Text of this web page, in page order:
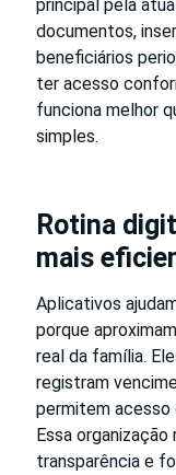
principal pela
documentos,
beneficiários
ter acesso
funciona melhor
simples.
Rotina
mais
Aplicativos
porque
real da família.
registram
permitem acesso
Essa
transparência e